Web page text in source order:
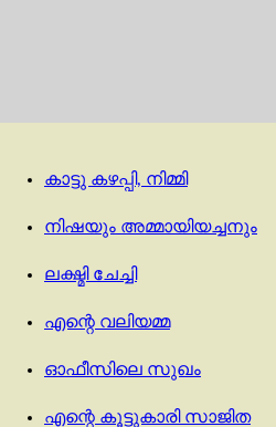
കാട്ടു കഴപ്പി, നിമ്മി
നിഷയും അമ്മായിയച്ചനും
ലക്ഷ്മി ചേച്ചി
എന്റെ വലിയമ്മ
ഓഫീസിലെ സുഖം
എന്റെ കൂട്ടുകാരി സാജിത